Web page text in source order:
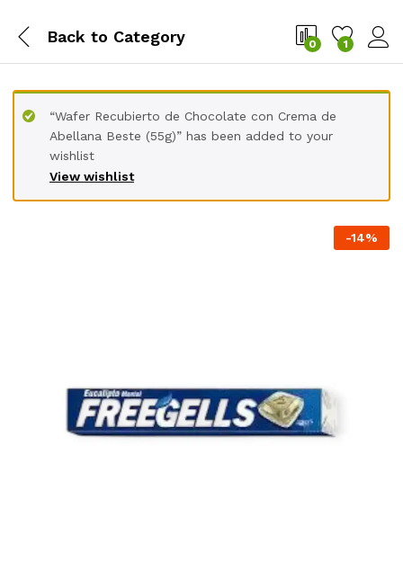
Back to Category 0 1
View wishlist
“Wafer Recubierto de Chocolate con Crema de
Abellana Beste (55g)” has been added to your
wishlist
-14%